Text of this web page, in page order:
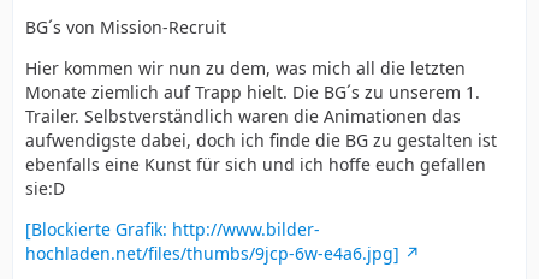
BG´s von Mission-Recruit
Hier kommen wir nun zu dem, was mich all die letzten
Monate ziemlich auf Trapp hielt. Die BG´s zu unserem 1.
Trailer. Selbstverständlich waren die Animationen das
aufwendigste dabei, doch ich finde die BG zu gestalten ist
ebenfalls eine Kunst für sich und ich hoffe euch gefallen
sie:D
[Blockierte Grafik: http://www.bilder-
hochladen.net/files/thumbs/9jcp-6w-e4a6.jpg]